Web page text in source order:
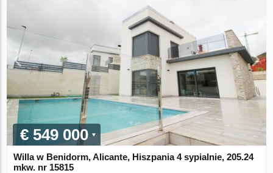
€ 549 000
Willa w Benidorm, Alicante, Hiszpania 4 sypialnie, 205.24
mkw. nr 15815